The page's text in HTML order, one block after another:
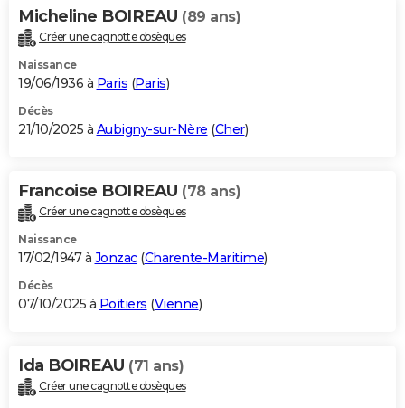
Micheline BOIREAU (89 ans)
Créer une cagnotte obsèques
Naissance
19/06/1936 à Paris (Paris)
Décès
21/10/2025 à Aubigny-sur-Nère (Cher)
Francoise BOIREAU (78 ans)
Créer une cagnotte obsèques
Naissance
17/02/1947 à Jonzac(Charente-Maritime)
Décès
07/10/2025 à Poitiers (Vienne)
Ida BOIREAU (71 ans)
Créer une cagnotte obsèques